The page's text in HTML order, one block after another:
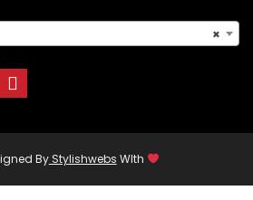
×
ByStylishwebs WIth